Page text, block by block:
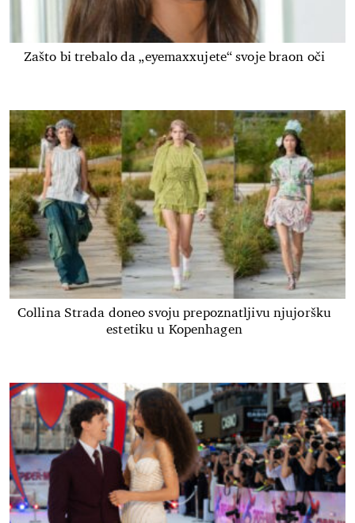
Zašto bi trebalo da „eyemaxxujete“ svoje braon oči
Collina Strada doneo svoju prepoznatljivu njujoršku
estetiku u Kopenhagen